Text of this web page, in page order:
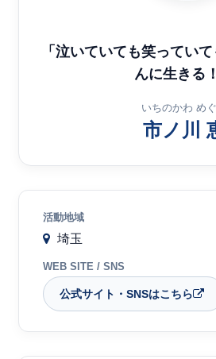
「泣いていても笑ってい
んに生きる！
いちのかわ め
市ノ川
活動地域
埼玉
WEB SITE / SNS
公式サイト・SNSはこちら